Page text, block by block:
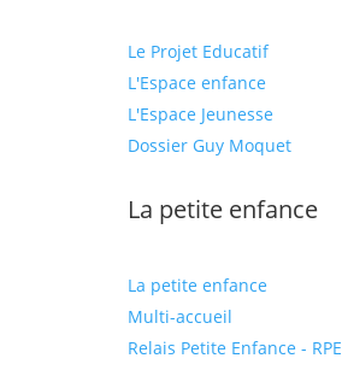
Le Projet Educatif
L'Espace enfance
L'Espace Jeunesse
Dossier Guy Moquet
La petite enfance
La petite enfance
Multi-accueil
Relais Petite Enfance - RPE